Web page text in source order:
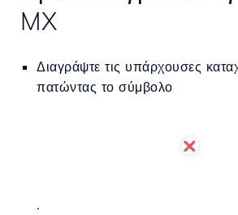
MX
Διαγράψτε τις υπάρχουσες
πατώντας το σύμβολο
.